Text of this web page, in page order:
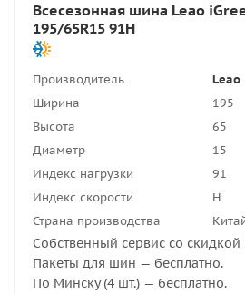
Всесезонная шина Leao
195/65R15 91H
Производитель
Leao
Ширина
195
Высота
65
Диаметр
15
Индекс нагрузки
91
Индекс скорости
H
Страна производства
Собственный сервис со скидкой
Пакеты для шин — бесплатно.
По Минску (4 шт.) — бесплатно.